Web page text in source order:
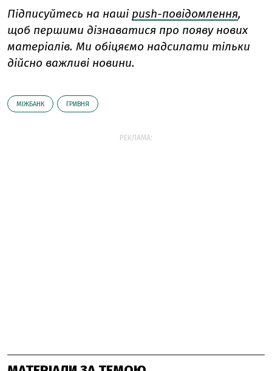
Підписуйтесь на наші push-повідомлення,
щоб першими дізнаватися про появу нових
матеріалів. Ми обіцяємо надсилати тільки
дійсно важливі новини.
МІЖБАНК ГРИВНЯ
РЕКЛАМА: